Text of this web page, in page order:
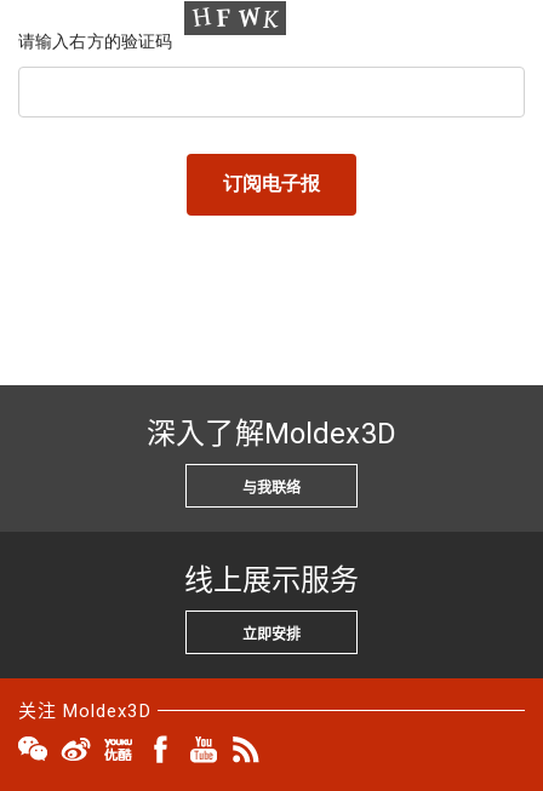
请输入右方的验证码
深入了解Moldex3D
与我联络
线上展示服务
立即安排
关注 Moldex3D